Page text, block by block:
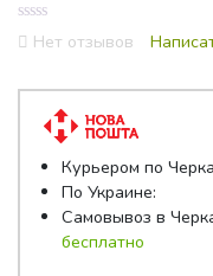
For
Active
New
0
out
5
Нет отзывов
Курьером по
По Украине:
Самовывоз в
бесплатно